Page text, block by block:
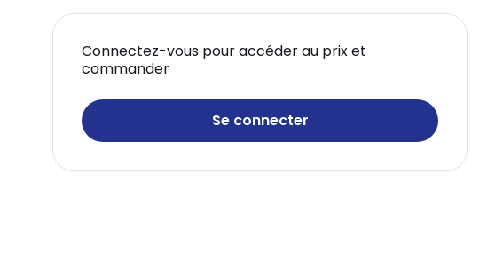
Connectez-vous pour accéder au prix et
commander
Se connecter